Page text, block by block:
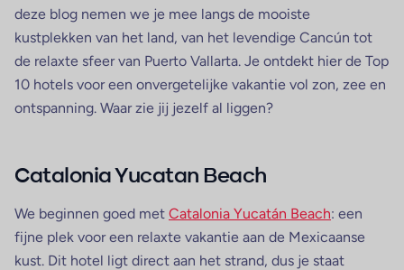
deze blog nemen we je mee langs de mooiste
kustplekken van het land, van het levendige Cancún tot
de relaxte sfeer van Puerto Vallarta. Je ontdekt hier de Top
10 hotels voor een onvergetelijke vakantie vol zon, zee en
ontspanning. Waar zie jij jezelf al liggen?
Catalonia Yucatan Beach
We beginnen goed met Catalonia Yucatán Beach: een
fijne plek voor een relaxte vakantie aan de Mexicaanse
kust. Dit hotel ligt direct aan het strand, dus je staat